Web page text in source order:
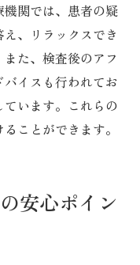
関では、患者の疑
、リラックスでき
た、検査後のアフ
イスも行われてお
います。これらの
ことができます。
安心ポイン